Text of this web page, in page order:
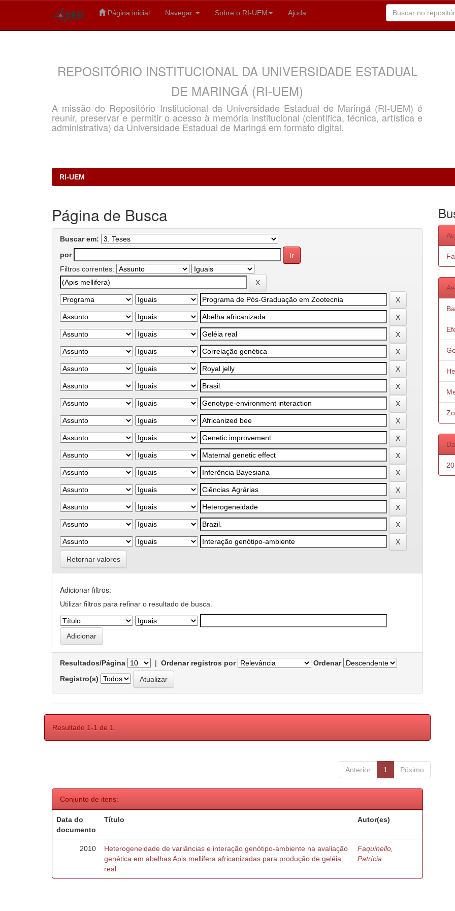
Página inicial Navegar Sobre o RI-UEM Ajuda
REPOSITÓRIO INSTITUCIONAL DA UNIVERSIDADE ESTADUAL
DE MARINGÁ (RI-UEM)
A missão do Repositório Institucional da Universidade Estadual de Maringá (RI-UEM) é
reunir, preservar e permitir o acesso à memória institucional (científica, técnica, artística e
administrativa) da Universidade Estadual de Maringá em formato digital.
RI-UEM
Página de Busca
Buscar em:
por
Filtros correntes:
Retornar valores
Adicionar filtros:
Utilizar filtros para refinar o resultado de busca.
Resultados/Página | Ordenar registros por
Ordenar
Registro(s)
Resultado 1-1 de 1.
Anterior 1 Póximo
Conjunto de itens:
Data do
documento
Título Autor(es)
2010
Heterogeneidade de variâncias e interação genótipo-ambiente na avaliação
genética em abelhas Apis mellifera africanizadas para produção de geléia
real
Faquinello,
Patrícia